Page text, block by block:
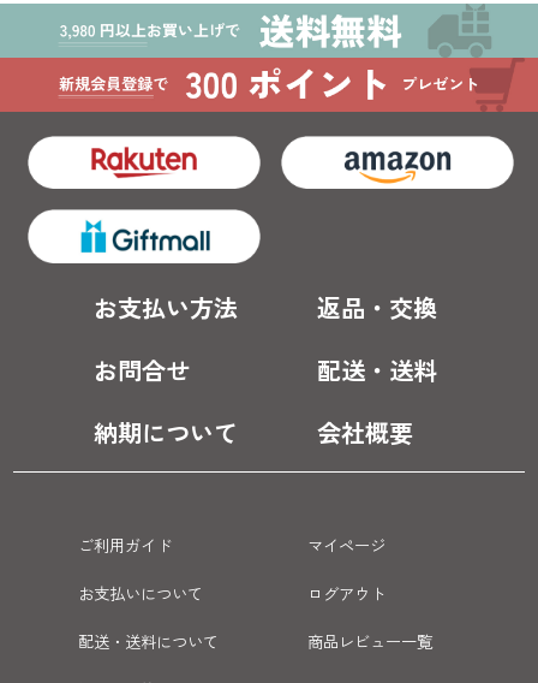
お支払い方法
返品・交換
お問合せ
配送・送料
納期について
会社概要
ご利用ガイド
マイページ
お支払いについて
ログアウト
配送・送料について
商品レビュー一覧